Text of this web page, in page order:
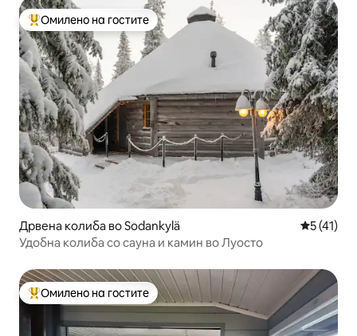
Меѓу најуспешните „Омилени на гостите“
Омилено на гостите
Дрвена колиба во Sodankylä
5 (41)
Удобна колиба со сауна и камин во Луосто
Меѓу најуспешните „Омилени на гостите“
Омилено на гостите